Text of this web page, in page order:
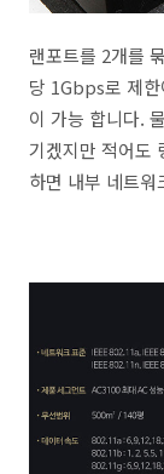
랜포트를 2개를
당 1Gbps로 제
이 가능 합니다.
기겠지만 적어도
하면 내부 네트